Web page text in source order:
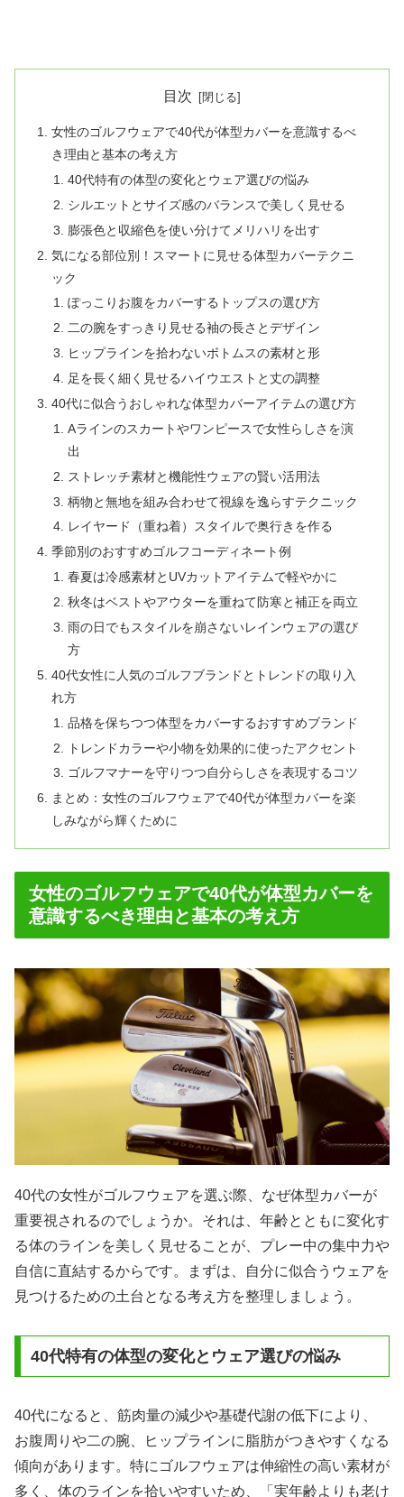
目次
女性のゴルフウェアで40代が体型カバーを意識するべ
き理由と基本の考え方
40代特有の体型の変化とウェア選びの悩み
シルエットとサイズ感のバランスで美しく見せる
膨張色と収縮色を使い分けてメリハリを出す
気になる部位別！スマートに見せる体型カバーテクニ
ック
ぽっこりお腹をカバーするトップスの選び方
二の腕をすっきり見せる袖の長さとデザイン
ヒップラインを拾わないボトムスの素材と形
足を長く細く見せるハイウエストと丈の調整
40代に似合うおしゃれな体型カバーアイテムの選び方
Aラインのスカートやワンピースで女性らしさを演
出
ストレッチ素材と機能性ウェアの賢い活用法
柄物と無地を組み合わせて視線を逸らすテクニック
レイヤード（重ね着）スタイルで奥行きを作る
季節別のおすすめゴルフコーディネート例
春夏は冷感素材とUVカットアイテムで軽やかに
秋冬はベストやアウターを重ねて防寒と補正を両立
雨の日でもスタイルを崩さないレインウェアの選び
方
40代女性に人気のゴルフブランドとトレンドの取り入
れ方
品格を保ちつつ体型をカバーするおすすめブランド
トレンドカラーや小物を効果的に使ったアクセント
ゴルフマナーを守りつつ自分らしさを表現するコツ
まとめ：女性のゴルフウェアで40代が体型カバーを楽
しみながら輝くために
女性のゴルフウェアで40代が体型カバーを
意識するべき理由と基本の考え方
40代の女性がゴルフウェアを選ぶ際、なぜ体型カバーが
重要視されるのでしょうか。それは、年齢とともに変化す
る体のラインを美しく見せることが、プレー中の集中力や
自信に直結するからです。まずは、自分に似合うウェアを
見つけるための土台となる考え方を整理しましょう。
40代特有の体型の変化とウェア選びの悩み
40代になると、筋肉量の減少や基礎代謝の低下により、
お腹周りや二の腕、ヒップラインに脂肪がつきやすくなる
傾向があります。特にゴルフウェアは伸縮性の高い素材が
多く、体のラインを拾いやすいため、「実年齢よりも老け